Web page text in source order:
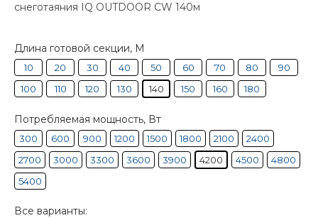
снеготаяния IQ OUTDOOR CW 140м
Длина готовой секции, М
10 20 30 40 50 60 70 80
90
100
110 120 130 140 150 160 180
Потребляемая мощность, Вт
300 600 900 1200 1500 1800 2100
2400
2700
3000 3300 3600 3900 4200 4500
4800
5400
Все варианты: